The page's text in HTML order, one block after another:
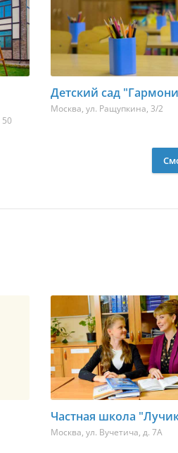
50
Детский сад
Москва, ул. Ращупкина, 3/2
Частная школа
Москва, ул. Вучетича, д. 7А